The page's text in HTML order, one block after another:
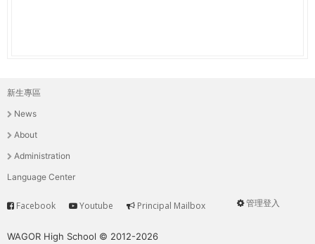
主
選
單
新生專區
News
About
Administration
Language Center
User
管理登入
Service
Facebook Youtube Principal Mailbox
WAGOR High School © 2012-2026